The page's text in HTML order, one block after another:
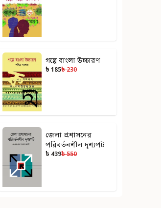
গল্পে বাংলা উচ্চারণ
৳ 185৳ 230
জেলা প্রশাসনের
পরিবর্তনশীল দৃশ্যপট
৳ 439৳ 550